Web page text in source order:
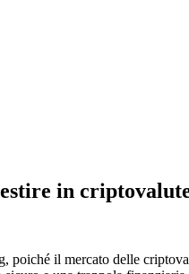
in
il mercato delle